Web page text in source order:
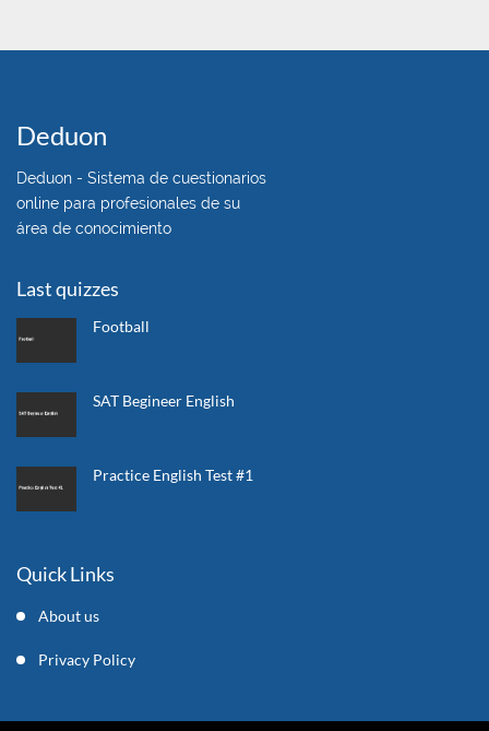
Deduon
Deduon - Sistema de cuestionarios
online para profesionales de su
área de conocimiento
Last quizzes
Football
SAT Begineer English
Practice English Test #1
Quick Links
About us
Privacy Policy